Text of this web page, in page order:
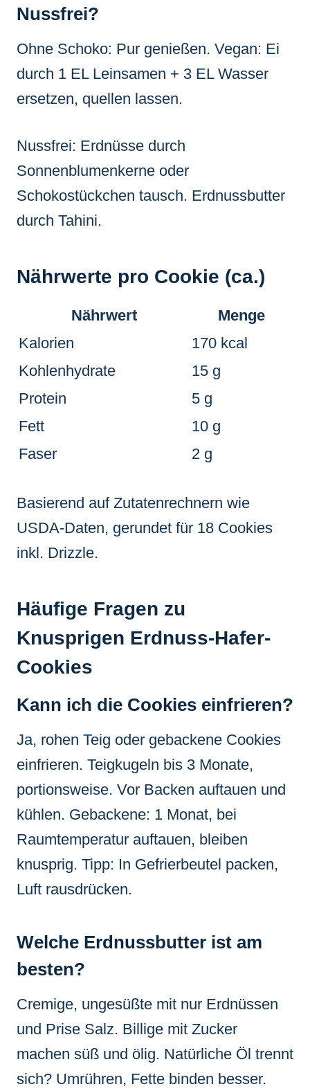
Nussfrei?
Ohne Schoko: Pur genießen. Vegan: Ei
durch 1 EL Leinsamen + 3 EL Wasser
ersetzen, quellen lassen.
Nussfrei: Erdnüsse durch
Sonnenblumenkerne oder
Schokostückchen tausch. Erdnussbutter
durch Tahini.
Nährwerte pro Cookie (ca.)
Nährwert
Menge
Kalorien
170 kcal
Kohlenhydrate
15 g
Protein
5 g
Fett
10 g
Faser
2 g
Basierend auf Zutatenrechnern wie
USDA-Daten, gerundet für 18 Cookies
inkl. Drizzle.
Häufige Fragen zu
Knusprigen Erdnuss-Hafer-
Cookies
Kann ich die Cookies einfrieren?
Ja, rohen Teig oder gebackene Cookies
einfrieren. Teigkugeln bis 3 Monate,
portionsweise. Vor Backen auftauen und
kühlen. Gebackene: 1 Monat, bei
Raumtemperatur auftauen, bleiben
knusprig. Tipp: In Gefrierbeutel packen,
Luft rausdrücken.
Welche Erdnussbutter ist am
besten?
Cremige, ungesüßte mit nur Erdnüssen
und Prise Salz. Billige mit Zucker
machen süß und ölig. Natürliche Öl trennt
sich? Umrühren, Fette binden besser.